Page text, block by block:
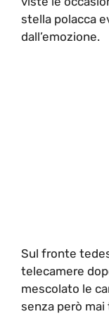
stella polacca
dall’emozione.
Sul fronte
telecamere
mescolato le
senza però mai